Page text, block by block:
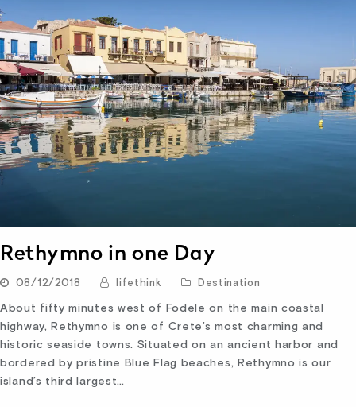
Rethymno in one Day
08/12/2018 lifethink Destination
About fifty minutes west of Fodele on the main coastal
highway, Rethymno is one of Crete’s most charming and
historic seaside towns. Situated on an ancient harbor and
bordered by pristine Blue Flag beaches, Rethymno is our
island’s third largest…